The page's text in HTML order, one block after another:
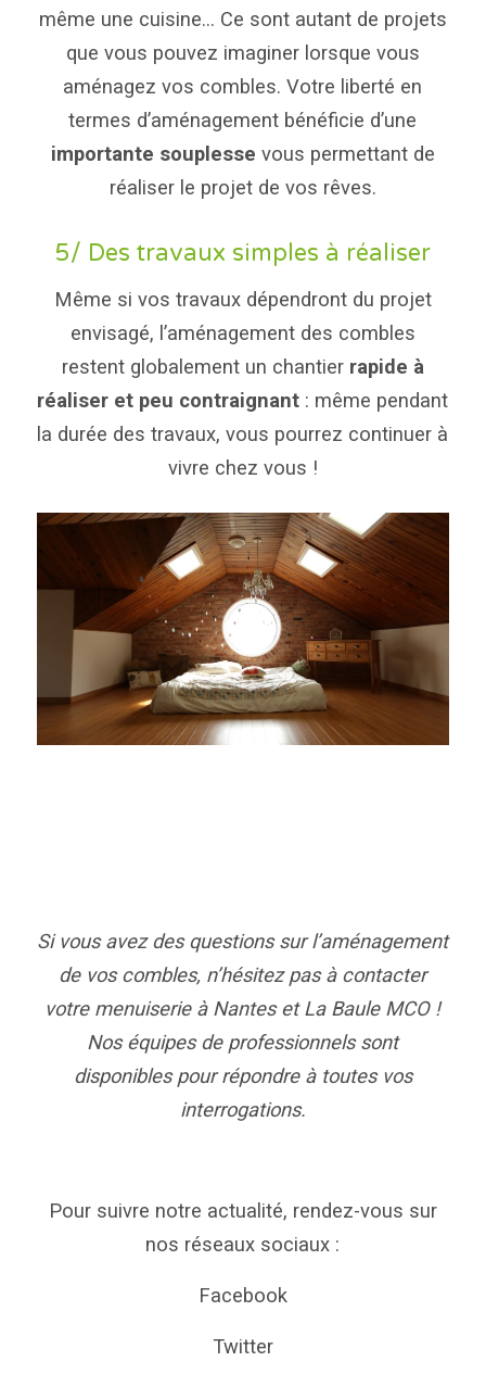
même une cuisine… Ce sont autant de projets
que vous pouvez imaginer lorsque vous
aménagez vos combles. Votre liberté en
termes d’aménagement bénéficie d’une
importante souplesse vous permettant de
réaliser le projet de vos rêves.
5/ Des travaux simples à réaliser
Même si vos travaux dépendront du projet
envisagé, l’aménagement des combles
restent globalement un chantier rapide à
réaliser et peu contraignant : même pendant
la durée des travaux, vous pourrez continuer à
vivre chez vous !
Si vous avez des questions sur l’aménagement
de vos combles, n’hésitez pas à contacter
votre menuiserieà Nantes et La Baule MCO !
Nos équipes de professionnels sont
disponibles pour répondre à toutes vos
interrogations.
Pour suivre notre actualité, rendez-vous sur
nos réseaux sociaux :
Facebook
Twitter